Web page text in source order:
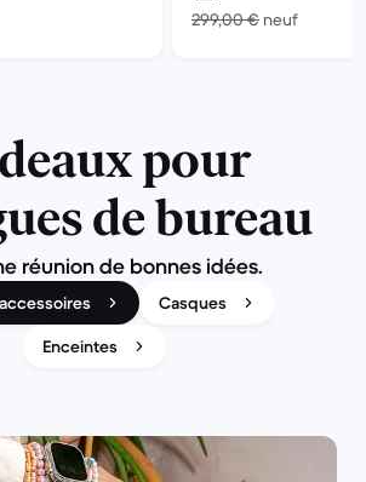
299,00 € neufcontre
pour
de bureau
réunion de bonnes idées.
Casques
Enceintes